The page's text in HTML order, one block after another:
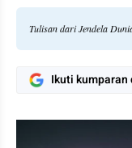
Tulisan dari Jendela
Ikuti kumparan